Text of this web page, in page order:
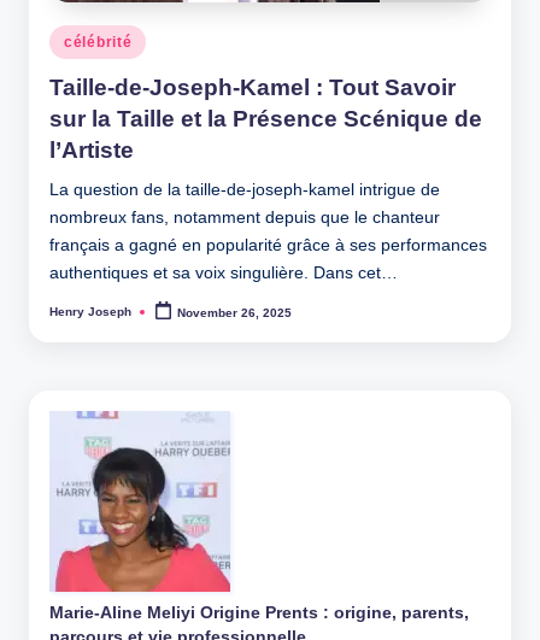
Posted
in
célébrité
Taille-de-Joseph-Kamel : Tout Savoir
sur la Taille et la Présence Scénique de
l’Artiste
La question de la taille-de-joseph-kamel intrigue de
nombreux fans, notamment depuis que le chanteur
français a gagné en popularité grâce à ses performances
authentiques et sa voix singulière. Dans cet…
Posted
Henry Joseph November 26, 2025
Marie-Aline Meliyi Origine Prents : origine, parents,